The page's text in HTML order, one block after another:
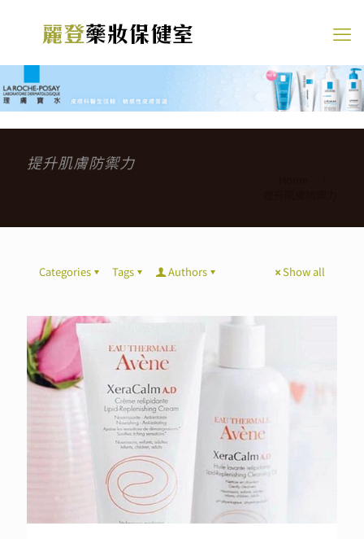
提升肌膚防禦力
Categories Tags Authors Show all